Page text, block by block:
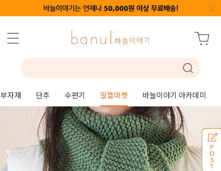
부자재 단추 수편기 알뜰마켓 바늘이야기 아카데미
P
O
S
T